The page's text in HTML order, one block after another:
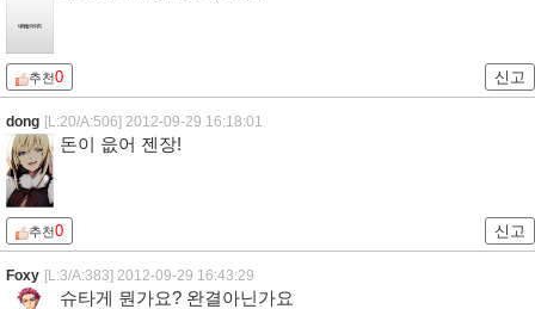
추천0 신고
dong [L:20/A:506] 2012-09-29 16:18:01
돈이 읎어 젠장!
추천0 신고
Foxy [L:3/A:383] 2012-09-29 16:43:29
슈타게 뭔가요? 완결아닌가요